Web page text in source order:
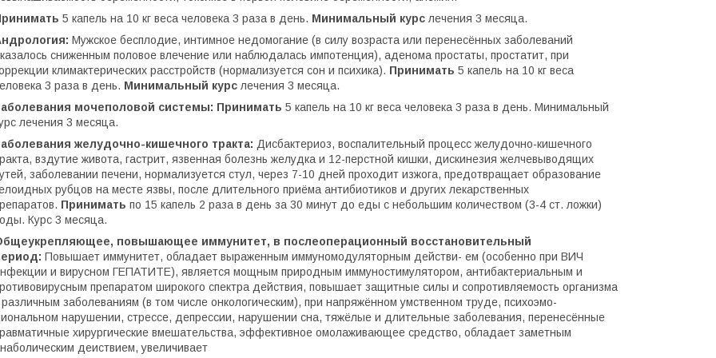
5 капель на 10 кг веса человека 3 раза в день. Минимальный курс лечения 3 месяца.
Мужское бесплодие, интимное недомогание (в силу возраста или перенесённых заболеваний
сниженным половое влечение или наблюдалась импотенция), аденома простаты, простатит, при
климактерических расстройств (нормализуется сон и психика). Принимать 5 капель на 10 кг веса
3 раза в день. Минимальный курс лечения 3 месяца.
мочеполовой системы: Принимать 5 капель на 10 кг веса человека 3 раза в день. Минимальный
лечения 3 месяца.
желудочно-кишечного тракта: Дисбактериоз, воспалительный процесс желудочно-кишечного
вздутие живота, гастрит, язвенная болезнь желудка и 12-перстной кишки, дискинезия желчевыводящих
заболевании печени, нормализуется стул, через 7-10 дней проходит изжога, предотвращает образование
рубцов на месте язвы, после длительного приёма антибиотиков и других лекарственных
Принимать по 15 капель 2 раза в день за 30 минут до еды с небольшим количеством (3-4 ст. ложки)
Курс 3 месяца.
повышающее иммунитет, в послеоперационный восстановительный
Повышает иммунитет, обладает выраженным иммуномодуляторным действи- ем (особенно при ВИЧ
и вирусном ГЕПАТИТЕ), является мощным природным иммуностимулятором, антибактериальным и
препаратом широкого спектра действия, повышает защитные силы и сопротивляемость организма
различным заболеваниям (в том числе онкологическим), при напряжённом умственном труде, психоэмо-
нарушении, стрессе, депрессии, нарушении сна, тяжёлые и длительные заболевания, перенесённые
хирургические вмешательства, эффективное омолаживающее средство, обладает заметным
деиствием, увеличивает